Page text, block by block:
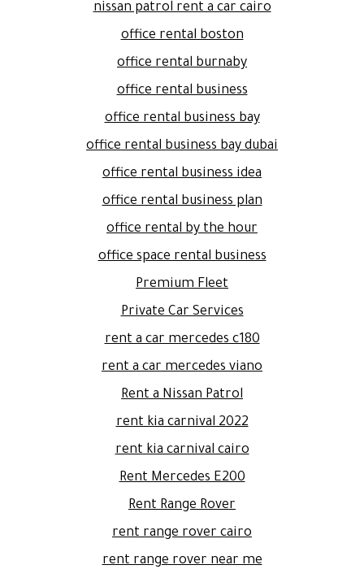
nissan patrol rent a car cairo
office rental boston
office rental burnaby
office rental business
office rental business bay
office rental business bay dubai
office rental business idea
office rental business plan
office rental by the hour
office space rental business
Premium Fleet
Private Car Services
rent a car mercedes c180
rent a car mercedes viano
Rent a Nissan Patrol
rent kia carnival 2022
rent kia carnival cairo
Rent Mercedes E200
Rent Range Rover
rent range rover cairo
rent range rover near me